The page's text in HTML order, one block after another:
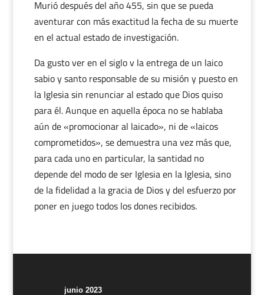
Murió después del año 455, sin que se pueda
aventurar con más exactitud la fecha de su muerte
en el actual estado de investigación.
Da gusto ver en el siglo v la entrega de un laico
sabio y santo responsable de su misión y puesto en
la Iglesia sin renunciar al estado que Dios quiso
para él. Aunque en aquella época no se hablaba
aún de «promocionar al laicado», ni de «laicos
comprometidos», se demuestra una vez más que,
para cada uno en particular, la santidad no
depende del modo de ser Iglesia en la Iglesia, sino
de la fidelidad a la gracia de Dios y del esfuerzo por
poner en juego todos los dones recibidos.
junio 2023